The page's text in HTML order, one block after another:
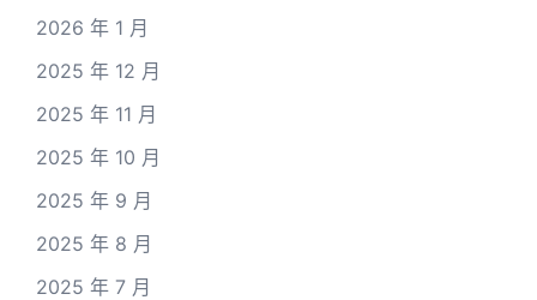
2026 年 1 月
2025 年 12 月
2025 年 11 月
2025 年 10 月
2025 年 9 月
2025 年 8 月
2025 年 7 月